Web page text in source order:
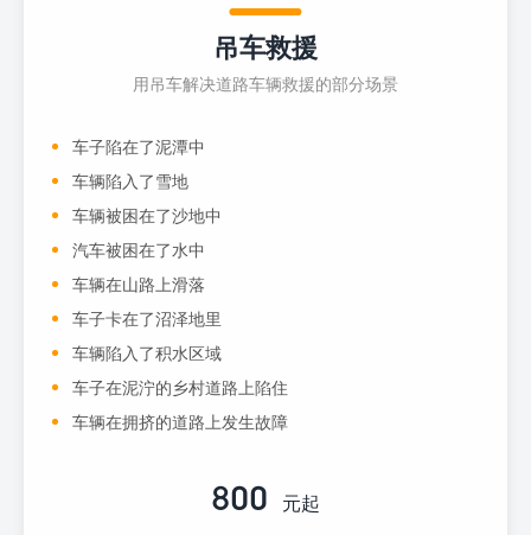
吊车救援
用吊车解决道路车辆救援的部分场景
车子陷在了泥潭中
车辆陷入了雪地
车辆被困在了沙地中
汽车被困在了水中
车辆在山路上滑落
车子卡在了沼泽地里
车辆陷入了积水区域
车子在泥泞的乡村道路上陷住
车辆在拥挤的道路上发生故障
800 元起